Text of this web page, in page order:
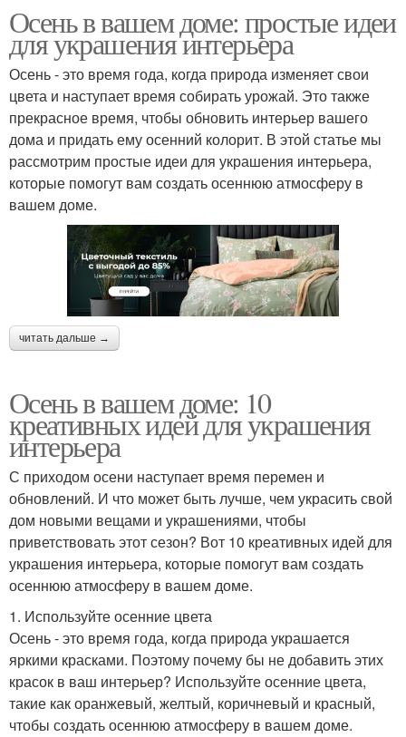
Осень в вашем доме: простые идеи
для украшения интерьера
Осень - это время года, когда природа изменяет свои
цвета и наступает время собирать урожай. Это также
прекрасное время, чтобы обновить интерьер вашего
дома и придать ему осенний колорит. В этой статье мы
рассмотрим простые идеи для украшения интерьера,
которые помогут вам создать осеннюю атмосферу в
вашем доме.
читать дальше →
Осень в вашем доме: 10
креативных идей для украшения
интерьера
С приходом осени наступает время перемен и
обновлений. И что может быть лучше, чем украсить свой
дом новыми вещами и украшениями, чтобы
приветствовать этот сезон? Вот 10 креативных идей для
украшения интерьера, которые помогут вам создать
осеннюю атмосферу в вашем доме.
1. Используйте осенние цвета
Осень - это время года, когда природа украшается
яркими красками. Поэтому почему бы не добавить этих
красок в ваш интерьер? Используйте осенние цвета,
такие как оранжевый, желтый, коричневый и красный,
чтобы создать осеннюю атмосферу в вашем доме.